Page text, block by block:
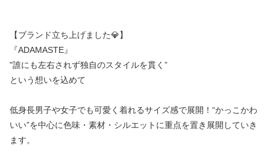
【ブランド立ち上げました💎】
『ADAMASTE』
"誰にも左右されず独自のスタイルを貫く”
という想いを込めて
低身長男子や女子でも可愛く着れるサイズ感で展開！“かっこかわ
いい”を中心に色味・素材・シルエットに重点を置き展開していき
ます。